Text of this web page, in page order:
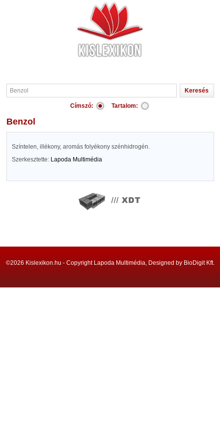
Címszó: Tartalom:
Benzol
Színtelen, illékony, aromás folyékony szénhidrogén.
Szerkesztette: Lapoda Multimédia
©2026 Kislexikon.hu - Copyright Lapoda Multimédia, Designed by BioDigit Kft.